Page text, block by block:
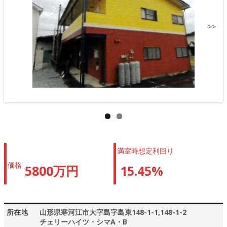
>>
価格 5800万円
満室時想定利回り
15.45%
所在地
山形県寒河江市大字島字島東148-1-1,148-1-2
チェリーハイツ・シマA・B